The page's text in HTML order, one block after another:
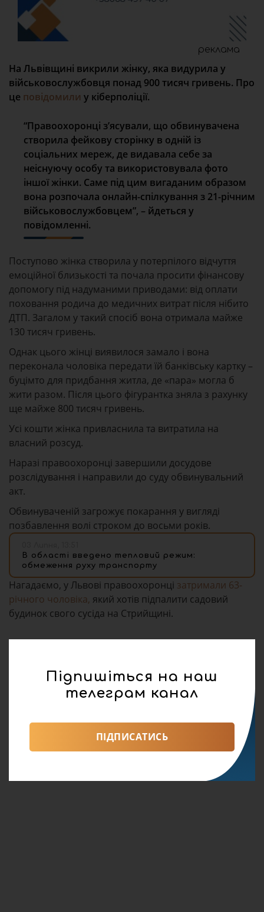
реклама
На Львівщині викрили жінку, яка видурила у
військовослужбовця понад 900 тисяч гривень. Про
це повідомили у кіберполіції.
“Правоохоронці з’ясували, що обвинувачена
створила фейкову сторінку в одній із
соціальних мереж, де видавала себе за
неіснуючу особу та використовувала фото
іншої жінки. Саме під цим вигаданим образом
вона розпочала онлайн-спілкування з 21-річним
військовослужбовцем”, – йдеться у
повідомленні.
Поступово жінка створила у потерпілого відчуття
емоційної близькості та почала просити фінансову
допомогу під надуманими приводами: від оплати
поховання родича до медичних витрат після нібито
ДТП. Загалом у такий спосіб вона отримала майже
130 тисяч гривень.
Однак цього жінці виявилося замало і вона
переконала чоловіка передати їй банківську картку –
буцімто для придбання житла, де «пара» могла б
жити разом. Після цього фігурантка зняла з рахунку
ще майже 800 тисяч гривень.
Усі кошти жінка привласнила та витратила на
власний розсуд.
Наразі правоохоронці завершили досудове
розслідування і направили до суду обвинувальний
акт.
Обвинуваченій загрожує покарання у вигляді
позбавлення волі строком до восьми років.
В області введено тепловий режим:
обмеження руху транспорту
Нагадаємо, у Львові правоохоронці затримали 63-
річного чоловіка, який хотів підпалити садовий
будинок свого сусіда на Стрийщині.
Підпишіться на наш
телеграм канал
ПІДПИСАТИСЬ